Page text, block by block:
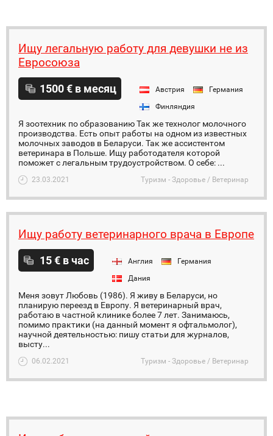
Ищу легальную работу для девушки не из
Евросоюза
1500 € в месяц Австрия
Германия
Финляндия
Я зоотехник по образованию Так же технолог молочного
производства. Есть опыт работы на одном из известных
молочных заводов в Беларуси. Так же ассистентом
ветеринара в Польше. Ищу работодателя которой
поможет с легальным трудоустройством. О себе: ...
23.03.2021 Туризм - Здоровье / Ветеринар
Ищу работу ветеринарного врача в Европе
15 € в час Англия
Германия
Дания
Меня зовут Любовь (1986). Я живу в Беларуси, но
планирую переезд в Европу. Я ветеринарный врач,
работаю в частной клинике более 7 лет. Занимаюсь,
помимо практики (на данный момент я офтальмолог),
научной деятельностью: пишу статьи для журналов,
высту...
06.02.2021 Туризм - Здоровье / Ветеринар